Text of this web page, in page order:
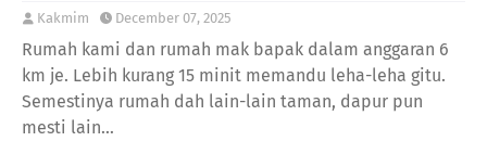
Kakmim December 07, 2025
Rumah kami dan rumah mak bapak dalam anggaran 6
km je. Lebih kurang 15 minit memandu leha-leha gitu.
Semestinya rumah dah lain-lain taman, dapur pun
mesti lain…